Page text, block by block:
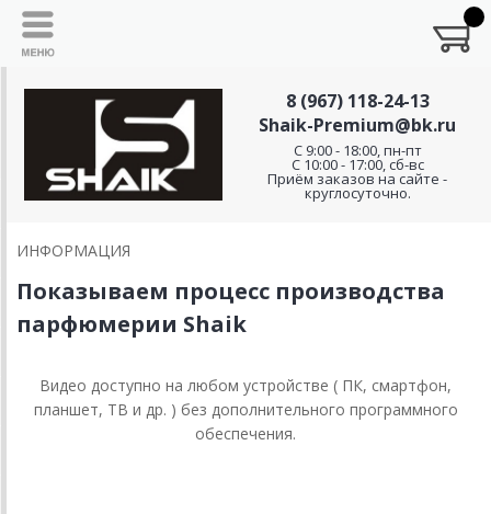
8 (967) 118-24-13
Shaik-Premium@bk.ru
C 9:00 - 18:00, пн-пт
С 10:00 - 17:00, сб-вс
Приём заказов на сайте -
круглосуточно.
ИНФОРМАЦИЯ
Показываем процесс производства
парфюмерии Shaik
Видео доступно на любом устройстве ( ПК, смартфон,
планшет, ТВ и др. ) без дополнительного программного
обеспечения.